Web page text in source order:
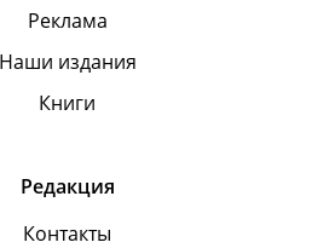
Реклама
Наши издания
Книги
Редакция
Контакты